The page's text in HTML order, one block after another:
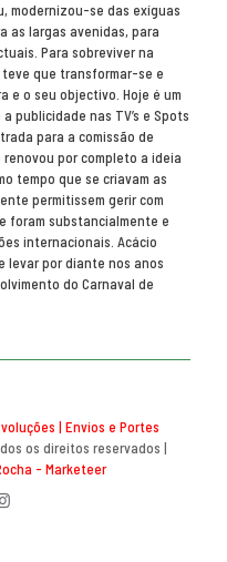
modernizou-se das exíguas
as largas avenidas, para
Para sobreviver na
que transformar-se e
e o seu objectivo. Hoje é um
publicidade nas TV’s e Spots
para a comissão de
renovou por completo a ideia
tempo que se criavam as
permitissem gerir com
foram substancialmente e
internacionais. Acácio
levar por diante nos anos
do Carnaval de
| Envios e Portes
os direitos reservados |
- Marketeer